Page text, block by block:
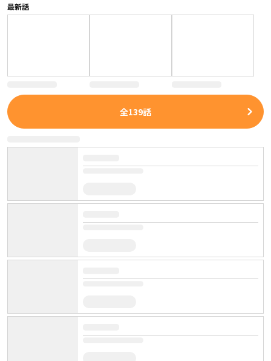
最新話
全139話